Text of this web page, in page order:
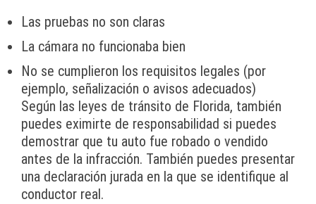
Las pruebas no son claras
La cámara no funcionaba bien
No se cumplieron los requisitos legales (por
ejemplo, señalización o avisos adecuados)
Según las leyes de tránsito de Florida, también
puedes eximirte de responsabilidad si puedes
demostrar que tu auto fue robado o vendido
antes de la infracción. También puedes presentar
una declaración jurada en la que se identifique al
conductor real.